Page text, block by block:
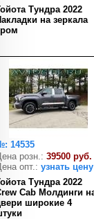
Тундра 2022
на зеркала
14535
розн.: 39500 руб.
опт.: узнать цену
Тундра 2022
Cab Молдинги
широкие 4